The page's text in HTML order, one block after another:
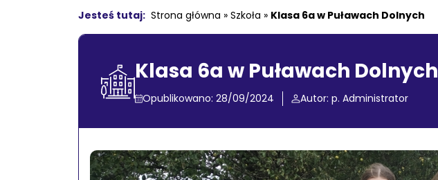
Strona główna » Szkoła » Klasa 6a w Puławach Dolnych
Klasa 6a w Puławach Dolnych
Opublikowano: 28/09/2024 Autor: p. Administrator